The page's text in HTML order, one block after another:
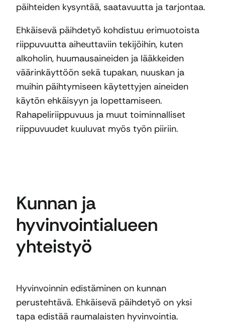
päihteiden kysyntää, saatavuutta ja tarjontaa.
Ehkäisevä päihdetyö kohdistuu erimuotoista
riippuvuutta aiheuttaviin tekijöihin, kuten
alkoholin, huumausaineiden ja lääkkeiden
väärinkäyttöön sekä tupakan, nuuskan ja
muihin päihtymiseen käytettyjen aineiden
käytön ehkäisyyn ja lopettamiseen.
Rahapeliriippuvuus ja muut toiminnalliset
riippuvuudet kuuluvat myös työn piiriin.
Kunnan ja
hyvinvointialueen
yhteistyö
Hyvinvoinnin edistäminen on kunnan
perustehtävä. Ehkäisevä päihdetyö on yksi
tapa edistää raumalaisten hyvinvointia.